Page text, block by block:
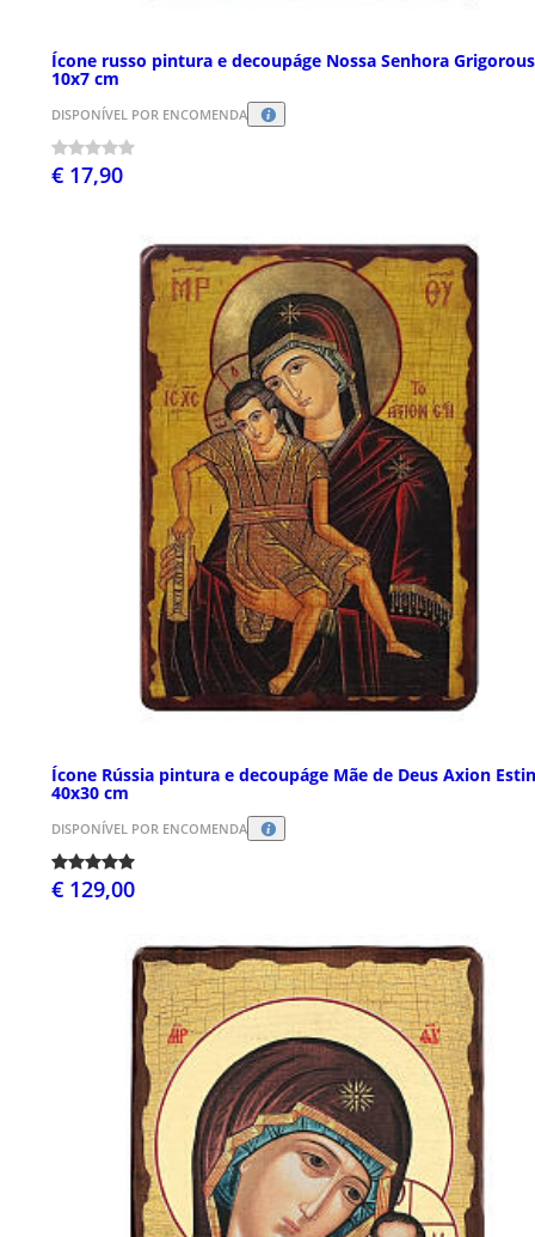
Ícone russo pintura e decoupáge Nossa Senhora
10x7 cm
DISPONÍVEL POR ENCOMENDA
€ 17,90
Ícone Rússia pintura e decoupáge Mãe de Deus Axion Estin
40x30 cm
DISPONÍVEL POR ENCOMENDA
€ 129,00